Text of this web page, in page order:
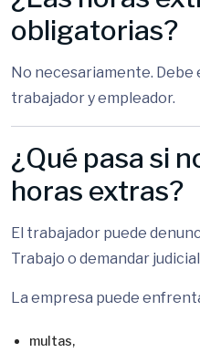
obligatorias?
No necesariamente.
trabajador y empleador.
¿Qué pasa si
horas extras?
El trabajador puede
Trabajo o demandar
La empresa puede
multas,